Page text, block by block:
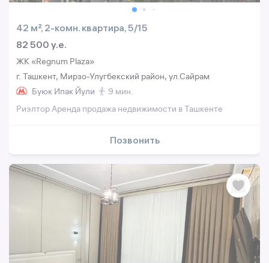
42 м², 2-комн. квартира, 5/15
82 500 y.e.
ЖК «Regnum Plaza»
г. Ташкент, Мирзо-Улугбекский район, ул.Сайрам
Буюк Ипак Йули
9 мин.
Риэлтор Аренда продажа недвижимости в Ташкенте
Позвонить